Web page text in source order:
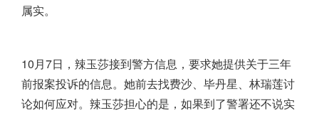
属实。
10月7日，辣玉莎接到警方信息，要求她提供关于三年
前报案投诉的信息。她前去找费沙、毕丹星、林瑞莲讨
论如何应对。辣玉莎担心的是，如果到了警署还不说实